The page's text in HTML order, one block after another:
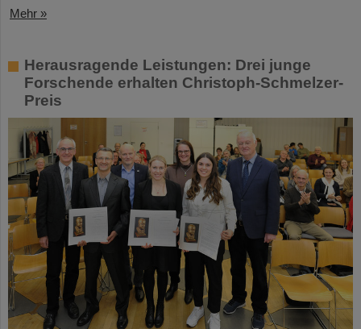
Mehr »
Herausragende Leistungen: Drei junge
Forschende erhalten Christoph-Schmelzer-
Preis